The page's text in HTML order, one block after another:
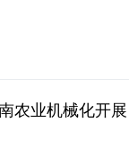
农业机械化开展